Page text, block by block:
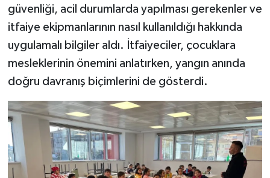
güvenliği, acil durumlarda yapılması gerekenler ve
itfaiye ekipmanlarının nasıl kullanıldığı hakkında
uygulamalı bilgiler aldı. İtfaiyeciler, çocuklara
mesleklerinin önemini anlatırken, yangın anında
doğru davranış biçimlerini de gösterdi.